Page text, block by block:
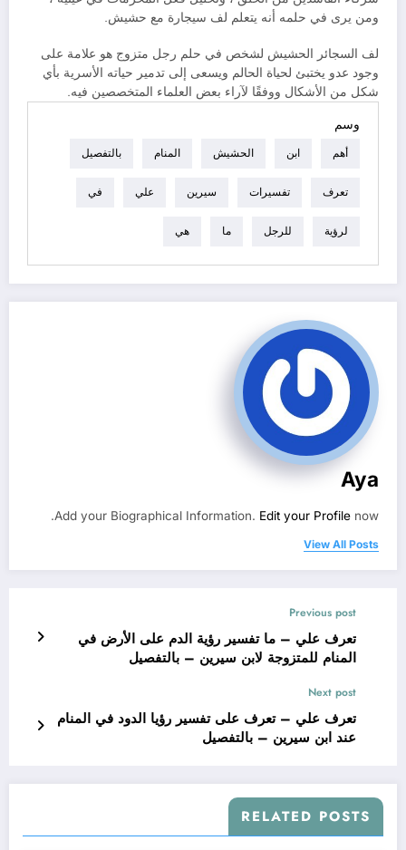
ومن يرى في حلمه أنه يتعلم لف سيجارة مع حشيش.
لف السجائر الحشيش لشخص في حلم رجل متزوج هو علامة على
وجود عدو يختبئ لحياة الحالم ويسعى إلى تدمير حياته الأسرية بأي
شكل من الأشكال ووفقًا لآراء بعض العلماء المتخصصين فيه.
وسم
أهم ابن الحشيش المنام بالتفصيل
تعرف تفسيرات سيرين علي في
لرؤية للرجل ما هي
Aya
Add your Biographical Information. Edit your Profile now.
View All Posts
Previous post
تعرف علي – ما تفسير رؤية الدم على الأرض في
المنام للمتزوجة لابن سيرين – بالتفصيل
Next post
تعرف علي – تعرف على تفسير رؤيا الدود في المنام
عند ابن سيرين – بالتفصيل
RELATED POSTS